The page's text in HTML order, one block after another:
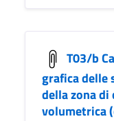
T03/b
grafica delle
della zona
volumetrica